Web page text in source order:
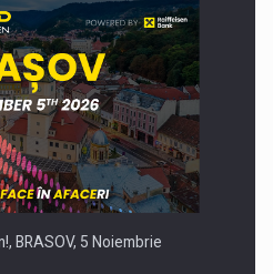
BRASOV, 5 Noiembrie